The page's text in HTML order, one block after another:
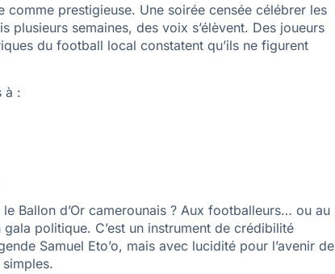
prestigieuse. Une soirée censée célébrer les
semaines, des voix s’élèvent. Des joueurs
du football local constatent qu’ils ne figurent
à :
Ballon d’Or camerounais ? Aux footballeurs… ou au
politique. C’est un instrument de crédibilité
Samuel Eto’o, mais avec lucidité pour l’avenir de